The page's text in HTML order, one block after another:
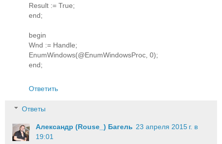
Result := True;
end;
begin
Wnd := Handle;
EnumWindows(@EnumWindowsProc, 0);
end;
Ответить
Ответы
Александр (Rouse_) Багель 23 апреля 2015 г. в
19:01